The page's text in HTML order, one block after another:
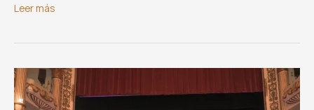
María
Nueva
Presidenta
y
Leer más